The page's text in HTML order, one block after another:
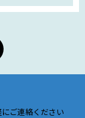
ご連絡ください